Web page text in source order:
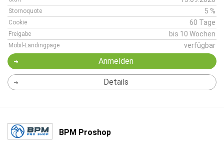
Stornoquote 5 %
Cookie 60 Tage
Freigabe bis 10 Wochen
Mobil-Landingpage verfügbar
Anmelden
Details
BPM Proshop